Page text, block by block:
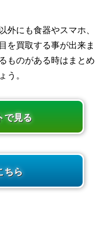
外にも食器やスマホ、
を買取する事が出来ま
ものがある時はまとめ
う。
で見る
ちら